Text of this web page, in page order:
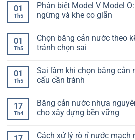
bị
lệch
khi
tông
gì?
Hiểu
đúng
không
lệch
mối
hàn
băng
Cách
nhận
biết
chưa
bình
luận
ở
ST
SP
PR
cản
nước
là
đọc
để
chọn
01
Th5
Phân biệt Model V Model
ngừng và khe co giãn
bình
luận
ở
Model
V
Model
đúng
theo
mạch
khe
01
Th5
Chọn băng cản nước theo
tránh chọn sai
bình
luận
ở
cản
nước
theo
Đọc
01
Th5
Sai lầm khi chọn băng cản
cấu cần tránh
bình
luận
ở
khi
17
Th4
Băng cản nước nhựa
cho xây dựng bền vững
bình
Cách xử lý rò rỉ nước mạch